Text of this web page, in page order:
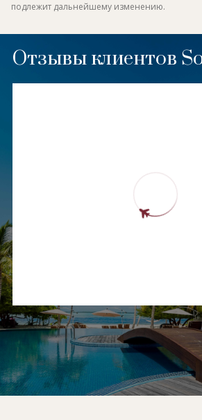
подлежит дальнейшему изменению.
Отзывы клиентов